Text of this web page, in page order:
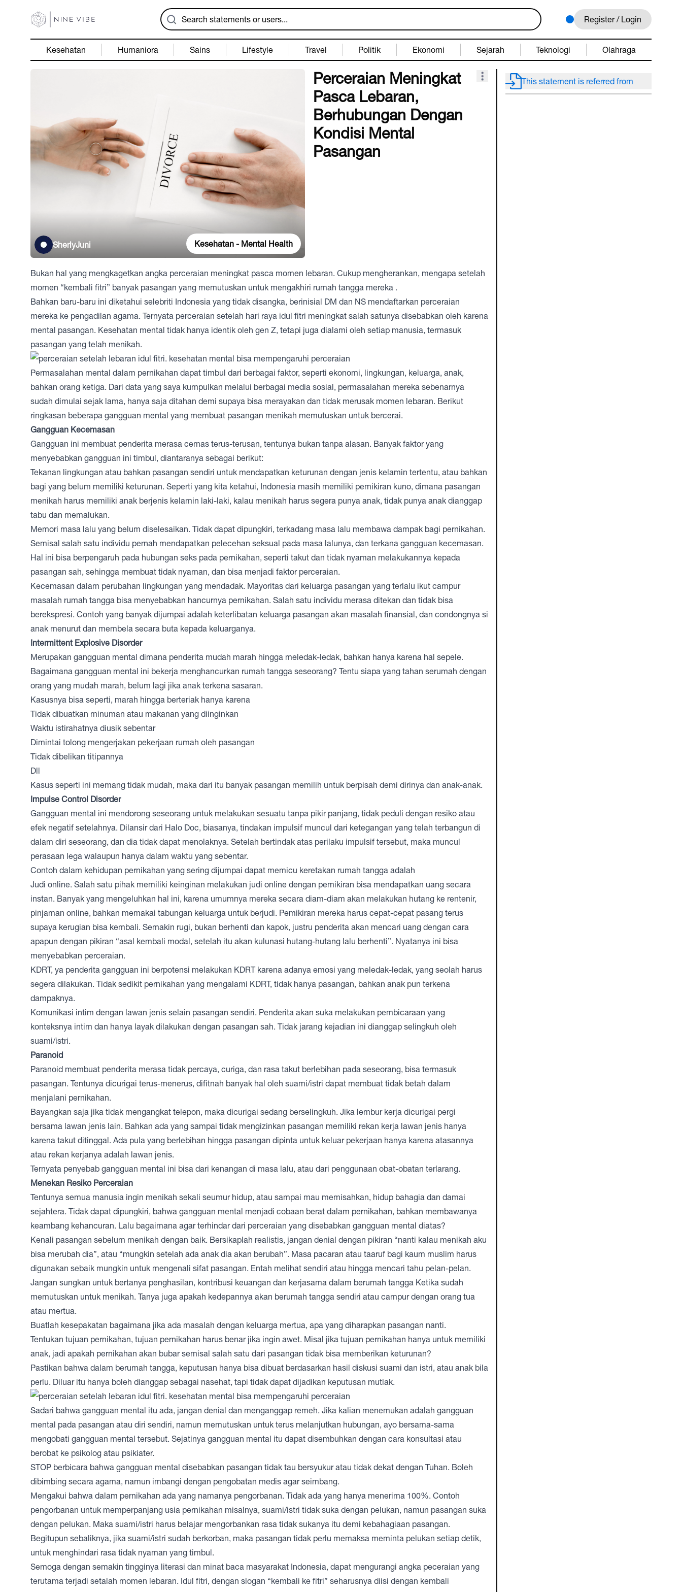
Register / Login
Kesehatan Humaniora Sains Lifestyle Travel Politik Ekonomi Sejarah Teknologi Olahraga
Perceraian Meningkat
Pasca Lebaran,
Berhubungan Dengan
Kondisi Mental
Pasangan
SherlyJuni Kesehatan - Mental Health
Bukan hal yang mengkagetkan angka perceraian meningkat pasca momen lebaran. Cukup mengherankan, mengapa setelah
momen “kembali fitri” banyak pasangan yang memutuskan untuk mengakhiri rumah tangga mereka .
Bahkan baru-baru ini diketahui selebriti Indonesia yang tidak disangka, berinisial DM dan NS mendaftarkan perceraian
mereka ke pengadilan agama. Ternyata perceraian setelah hari raya idul fitri meningkat salah satunya disebabkan oleh karena
mental pasangan. Kesehatan mental tidak hanya identik oleh gen Z, tetapi juga dialami oleh setiap manusia, termasuk
pasangan yang telah menikah.
Permasalahan mental dalam pernikahan dapat timbul dari berbagai faktor, seperti ekonomi, lingkungan, keluarga, anak,
bahkan orang ketiga. Dari data yang saya kumpulkan melalui berbagai media sosial, permasalahan mereka sebenarnya
sudah dimulai sejak lama, hanya saja ditahan demi supaya bisa merayakan dan tidak merusak momen lebaran. Berikut
ringkasan beberapa gangguan mental yang membuat pasangan menikah memutuskan untuk bercerai.
Gangguan Kecemasan
Gangguan ini membuat penderita merasa cemas terus-terusan, tentunya bukan tanpa alasan. Banyak faktor yang
menyebabkan gangguan ini timbul, diantaranya sebagai berikut:
Tekanan lingkungan atau bahkan pasangan sendiri untuk mendapatkan keturunan dengan jenis kelamin tertentu, atau bahkan
bagi yang belum memiliki keturunan. Seperti yang kita ketahui, Indonesia masih memiliki pemikiran kuno, dimana pasangan
menikah harus memiliki anak berjenis kelamin laki-laki, kalau menikah harus segera punya anak, tidak punya anak dianggap
tabu dan memalukan.
Memori masa lalu yang belum diselesaikan. Tidak dapat dipungkiri, terkadang masa lalu membawa dampak bagi pernikahan.
Semisal salah satu individu pernah mendapatkan pelecehan seksual pada masa lalunya, dan terkana gangguan kecemasan.
Hal ini bisa berpengaruh pada hubungan seks pada pernikahan, seperti takut dan tidak nyaman melakukannya kepada
pasangan sah, sehingga membuat tidak nyaman, dan bisa menjadi faktor perceraian.
Kecemasan dalam perubahan lingkungan yang mendadak. Mayoritas dari keluarga pasangan yang terlalu ikut campur
masalah rumah tangga bisa menyebabkan hancurnya pernikahan. Salah satu individu merasa ditekan dan tidak bisa
berekspresi. Contoh yang banyak dijumpai adalah keterlibatan keluarga pasangan akan masalah finansial, dan condongnya si
anak menurut dan membela secara buta kepada keluarganya.
Intermittent Explosive Disorder
Merupakan gangguan mental dimana penderita mudah marah hingga meledak-ledak, bahkan hanya karena hal sepele.
Bagaimana gangguan mental ini bekerja menghancurkan rumah tangga seseorang? Tentu siapa yang tahan serumah dengan
orang yang mudah marah, belum lagi jika anak terkena sasaran.
Kasusnya bisa seperti, marah hingga berteriak hanya karena
Tidak dibuatkan minuman atau makanan yang diinginkan
Waktu istirahatnya diusik sebentar
Dimintai tolong mengerjakan pekerjaan rumah oleh pasangan
Tidak dibelikan titipannya
Dll
Kasus seperti ini memang tidak mudah, maka dari itu banyak pasangan memilih untuk berpisah demi dirinya dan anak-anak.
Impulse Control Disorder
Gangguan mental ini mendorong seseorang untuk melakukan sesuatu tanpa pikir panjang, tidak peduli dengan resiko atau
efek negatif setelahnya. Dilansir dari Halo Doc, biasanya, tindakan impulsif muncul dari ketegangan yang telah terbangun di
dalam diri seseorang, dan dia tidak dapat menolaknya. Setelah bertindak atas perilaku impulsif tersebut, maka muncul
perasaan lega walaupun hanya dalam waktu yang sebentar.
Contoh dalam kehidupan pernikahan yang sering dijumpai dapat memicu keretakan rumah tangga adalah
Judi online. Salah satu pihak memiliki keinginan melakukan judi online dengan pemikiran bisa mendapatkan uang secara
instan. Banyak yang mengeluhkan hal ini, karena umumnya mereka secara diam-diam akan melakukan hutang ke rentenir,
pinjaman online, bahkan memakai tabungan keluarga untuk berjudi. Pemikiran mereka harus cepat-cepat pasang terus
supaya kerugian bisa kembali. Semakin rugi, bukan berhenti dan kapok, justru penderita akan mencari uang dengan cara
apapun dengan pikiran “asal kembali modal, setelah itu akan kulunasi hutang-hutang lalu berhenti”. Nyatanya ini bisa
menyebabkan perceraian.
KDRT, ya penderita gangguan ini berpotensi melakukan KDRT karena adanya emosi yang meledak-ledak, yang seolah harus
segera dilakukan. Tidak sedikit pernikahan yang mengalami KDRT, tidak hanya pasangan, bahkan anak pun terkena
dampaknya.
Komunikasi intim dengan lawan jenis selain pasangan sendiri. Penderita akan suka melakukan pembicaraan yang
konteksnya intim dan hanya layak dilakukan dengan pasangan sah. Tidak jarang kejadian ini dianggap selingkuh oleh
suami/istri.
Paranoid
Paranoid membuat penderita merasa tidak percaya, curiga, dan rasa takut berlebihan pada seseorang, bisa termasuk
pasangan. Tentunya dicurigai terus-menerus, difitnah banyak hal oleh suami/istri dapat membuat tidak betah dalam
menjalani pernikahan.
Bayangkan saja jika tidak mengangkat telepon, maka dicurigai sedang berselingkuh. Jika lembur kerja dicurigai pergi
bersama lawan jenis lain. Bahkan ada yang sampai tidak mengizinkan pasangan memiliki rekan kerja lawan jenis hanya
karena takut ditinggal. Ada pula yang berlebihan hingga pasangan dipinta untuk keluar pekerjaan hanya karena atasannya
atau rekan kerjanya adalah lawan jenis.
Ternyata penyebab gangguan mental ini bisa dari kenangan di masa lalu, atau dari penggunaan obat-obatan terlarang.
Menekan Resiko Perceraian
Tentunya semua manusia ingin menikah sekali seumur hidup, atau sampai mau memisahkan, hidup bahagia dan damai
sejahtera. Tidak dapat dipungkiri, bahwa gangguan mental menjadi cobaan berat dalam pernikahan, bahkan membawanya
keambang kehancuran. Lalu bagaimana agar terhindar dari perceraian yang disebabkan gangguan mental diatas?
Kenali pasangan sebelum menikah dengan baik. Bersikaplah realistis, jangan denial dengan pikiran “nanti kalau menikah aku
bisa merubah dia”, atau “mungkin setelah ada anak dia akan berubah”. Masa pacaran atau taaruf bagi kaum muslim harus
digunakan sebaik mungkin untuk mengenali sifat pasangan. Entah melihat sendiri atau hingga mencari tahu pelan-pelan.
Jangan sungkan untuk bertanya penghasilan, kontribusi keuangan dan kerjasama dalam berumah tangga Ketika sudah
memutuskan untuk menikah. Tanya juga apakah kedepannya akan berumah tangga sendiri atau campur dengan orang tua
atau mertua.
Buatlah kesepakatan bagaimana jika ada masalah dengan keluarga mertua, apa yang diharapkan pasangan nanti.
Tentukan tujuan pernikahan, tujuan pernikahan harus benar jika ingin awet. Misal jika tujuan pernikahan hanya untuk memiliki
anak, jadi apakah pernikahan akan bubar semisal salah satu dari pasangan tidak bisa memberikan keturunan?
Pastikan bahwa dalam berumah tangga, keputusan hanya bisa dibuat berdasarkan hasil diskusi suami dan istri, atau anak bila
perlu. Diluar itu hanya boleh dianggap sebagai nasehat, tapi tidak dapat dijadikan keputusan mutlak.
Sadari bahwa gangguan mental itu ada, jangan denial dan menganggap remeh. Jika kalian menemukan adalah gangguan
mental pada pasangan atau diri sendiri, namun memutuskan untuk terus melanjutkan hubungan, ayo bersama-sama
mengobati gangguan mental tersebut. Sejatinya gangguan mental itu dapat disembuhkan dengan cara konsultasi atau
berobat ke psikolog atau psikiater.
STOP berbicara bahwa gangguan mental disebabkan pasangan tidak tau bersyukur atau tidak dekat dengan Tuhan. Boleh
dibimbing secara agama, namun imbangi dengan pengobatan medis agar seimbang.
Mengakui bahwa dalam pernikahan ada yang namanya pengorbanan. Tidak ada yang hanya menerima 100%. Contoh
pengorbanan untuk memperpanjang usia pernikahan misalnya, suami/istri tidak suka dengan pelukan, namun pasangan suka
dengan pelukan. Maka suami/istri harus belajar mengorbankan rasa tidak sukanya itu demi kebahagiaan pasangan.
Begitupun sebaliknya, jika suami/istri sudah berkorban, maka pasangan tidak perlu memaksa meminta pelukan setiap detik,
untuk menghindari rasa tidak nyaman yang timbul.
Semoga dengan semakin tingginya literasi dan minat baca masyarakat Indonesia, dapat mengurangi angka peceraian yang
terutama terjadi setalah momen lebaran. Idul fitri, dengan slogan “kembali ke fitri” seharusnya diisi dengan kembali
This statement is referred from